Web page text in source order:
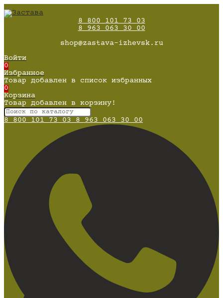
8 800 101 73 03
8 963 063 30 00
shop@zastava-izhevsk.ru
Войти
0
Избранное
Товар добавлен в список избранных
0
Корзина
Товар добавлен в корзину!
8 800 101 73 03 8 963 063 30 00